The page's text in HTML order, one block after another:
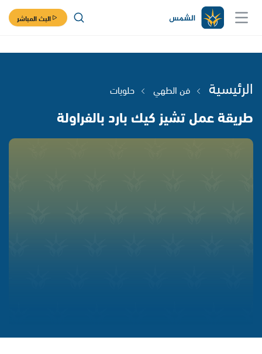
البث المباشر
الرئيسية فن الطهي حلويات
طريقة عمل تشيز كيك بارد بالفراولة